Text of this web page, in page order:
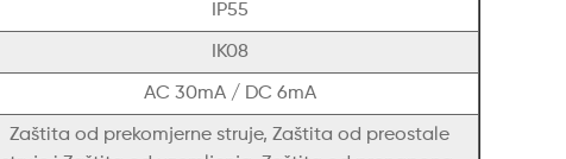
IP55
IK08
AC 30mA / DC 6mA
Zaštita od prekomjerne struje, Zaštita od preostale